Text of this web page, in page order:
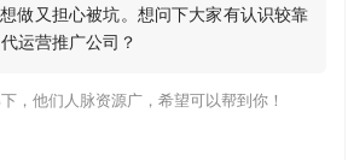
做又担心被坑。想问下大家有认识较靠
运营推广公司？
，他们人脉资源广，希望可以帮到你！